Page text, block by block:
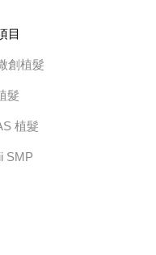
目
創植髮
髮
植髮
SMP